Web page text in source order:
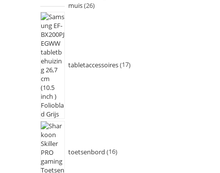
muis 26
tabletaccessoires 17
toetsenbord 16